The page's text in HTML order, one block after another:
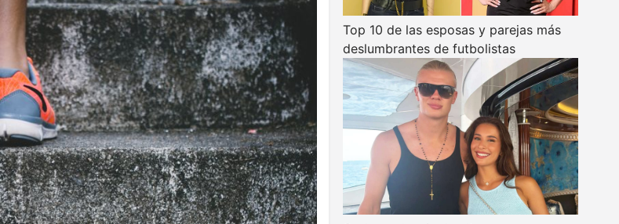
Top 10 de las esposas y parejas más
deslumbrantes de futbolistas